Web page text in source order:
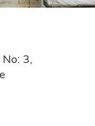
No: 3,